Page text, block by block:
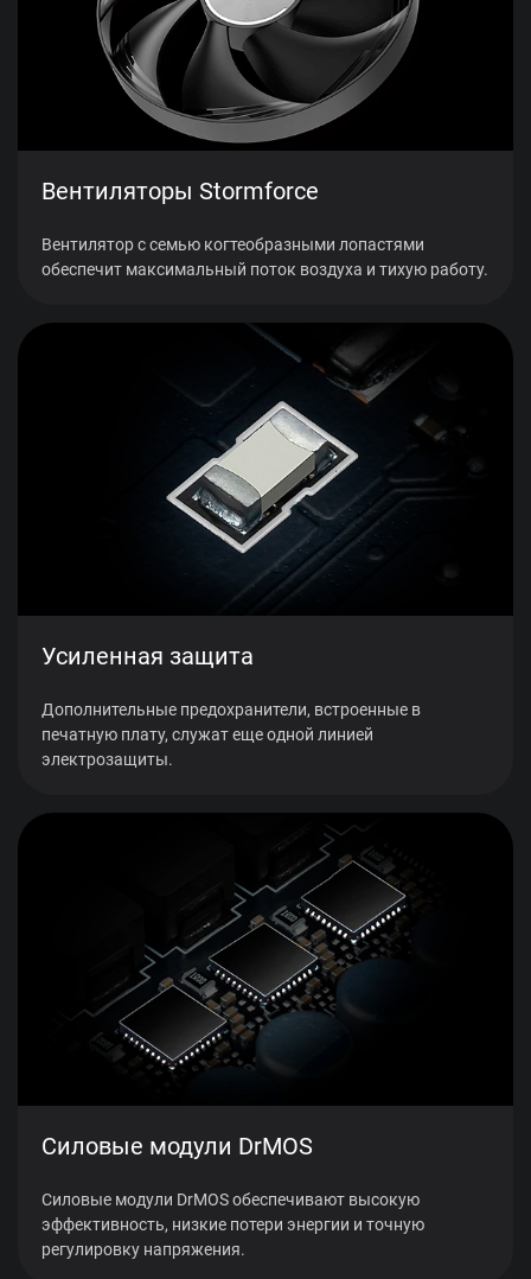
Вентиляторы Stormforce
Вентилятор с семью когтеобразными лопастями
обеспечит максимальный поток воздуха и тихую работу.
Усиленная защита
Дополнительные предохранители, встроенные в
печатную плату, служат еще одной линией
электрозащиты.
Силовые модули DrMOS
Силовые модули DrMOS обеспечивают высокую
эффективность, низкие потери энергии и точную
регулировку напряжения.